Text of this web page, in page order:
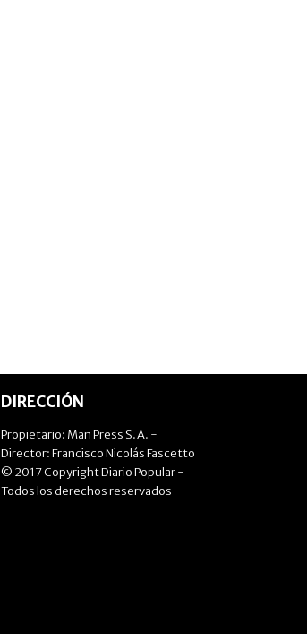
DIRECCIÓN
Propietario: Man Press S.A. -
Director: Francisco Nicolás Fascetto
© 2017 Copyright Diario Popular -
Todos los derechos reservados